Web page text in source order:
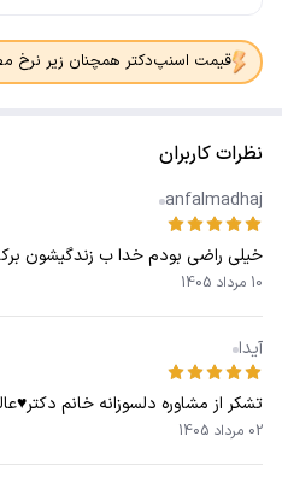
قیمت اسنپ‌دکتر همچنان زیر نرخ
نظرات کاربران
anfalmadhaj
خیلی راضی بودم خدا ب زندگیشون
10 مرداد 1405
آیدا
تشکر از مشاوره دلسوزانه خانم
02 مرداد 1405